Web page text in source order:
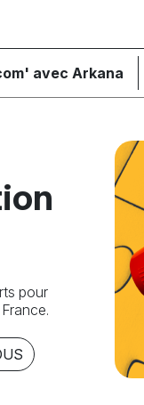
avec Arkana
pour